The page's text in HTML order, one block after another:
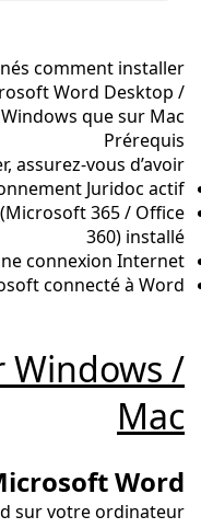
comment installer
Word Desktop /
que sur Mac.
Prérequis
assurez-vous d’avoir :
Juridoc actif
365 / Office
360) installé
connexion Internet
connecté à Word
Windows /
Mac
Word
sur votre ordinateur